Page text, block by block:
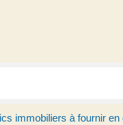
immobiliers à fournir